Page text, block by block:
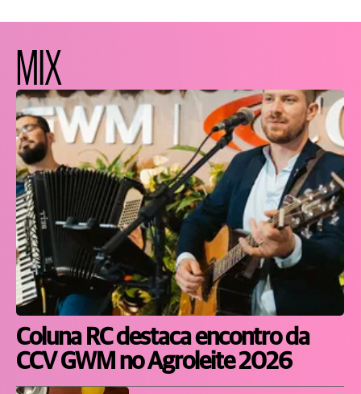
MIX
Coluna RC destaca encontro da
CCV GWM no Agroleite 2026